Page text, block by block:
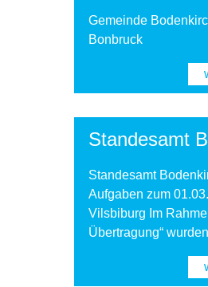
Gemeinde
Bonbruck
Standesamt
Standesamt
Aufgaben zum
Vilsbiburg Im
Übertragung“